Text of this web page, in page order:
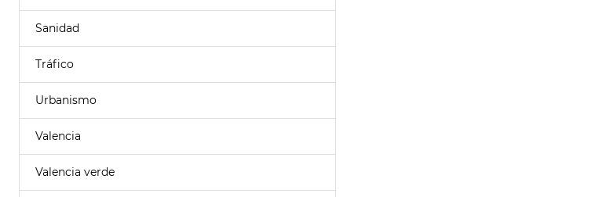
Sanidad
Tráfico
Urbanismo
Valencia
Valencia verde